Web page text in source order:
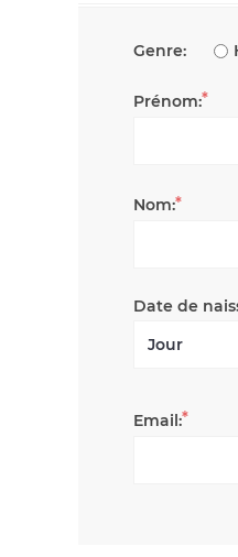
Genre:
Prénom:*
Nom:*
Date de
Email:*